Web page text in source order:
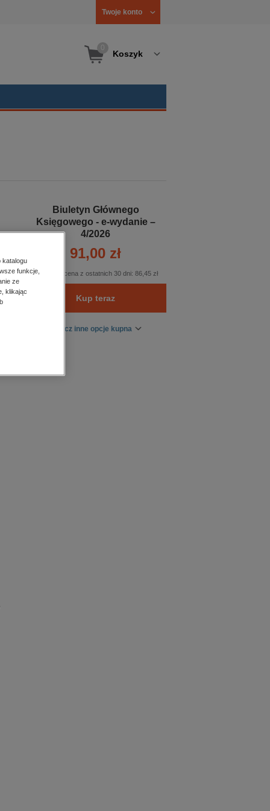
Twoje konto
Koszyk
Biuletyn Głównego
Księgowego - e-wydanie –
4/2026
91,00 zł
Najniższa cena z ostatnich 30 dni: 86,45 zł
Kup teraz
Zobacz inne opcje kupna
katalogu
funkcje,
ze
klikając